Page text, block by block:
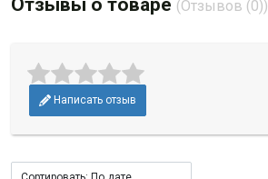
Отзывы о товаре (Отзывов (0))
Написать отзыв